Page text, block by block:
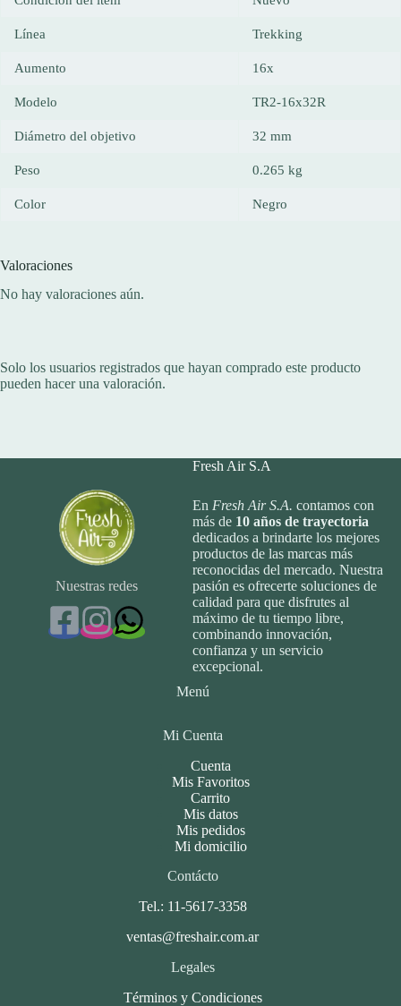
Línea Trekking
Aumento 16x
Modelo TR2-16x32R
Diámetro del objetivo 32 mm
Peso 0.265 kg
Color Negro
Valoraciones
No hay valoraciones aún.
Solo los usuarios registrados que hayan comprado este producto
pueden hacer una valoración.
Nuestras redes
Fresh Air S.A
EnFresh Air S.A. contamos con
más de 10 años de trayectoria
dedicados a brindarte los mejores
productos de las marcas más
reconocidas del mercado. Nuestra
pasión es ofrecerte soluciones de
calidad para que disfrutes al
máximo de tu tiempo libre,
combinando innovación,
confianza y un servicio
excepcional.
Menú
Mi Cuenta
Cuenta
Mis Favoritos
Carrito
Mis datos
Mis pedidos
Mi domicilio
Contácto
Tel.: 11-5617-3358
ventas@freshair.com.ar
Legales
Términos y Condiciones